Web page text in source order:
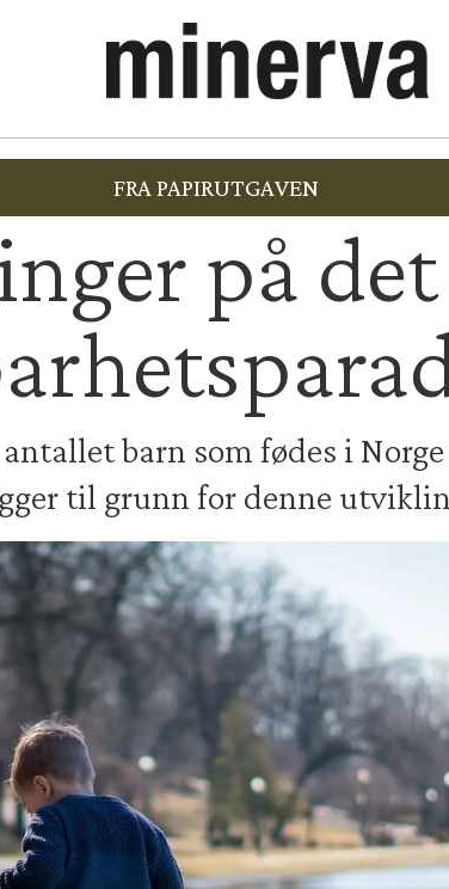
FRA PAPIRUTGAVEN
på
barn som fødes i
til grunn for denne